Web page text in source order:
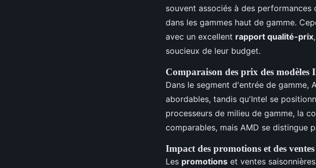
souvent associés à des
dans les gammes haut de gamme.
avec un excellent rapport qualité-prix
soucieux de leur budget.
Comparaison des prix des modèles
Dans le segment d'entrée de gamme,
abordables, tandis qu'Intel se
processeurs de milieu de gamme, la
comparables, mais AMD se distingue
Impact des promotions et des
Les promotions et ventes